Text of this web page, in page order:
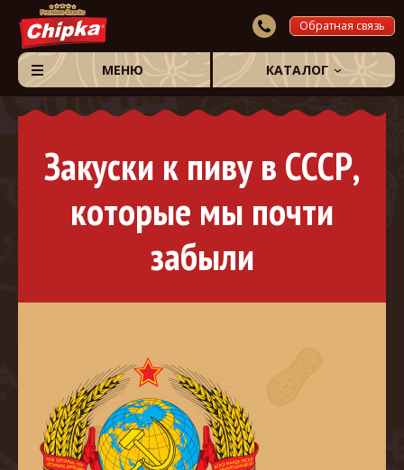
Обратная связь
МЕНЮ КАТАЛОГ
Закуски к пиву в СССР,
которые мы почти
забыли